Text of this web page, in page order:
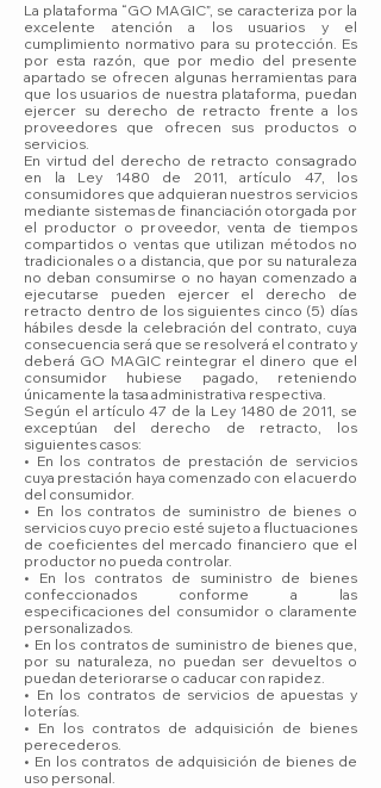
La plataforma “GO MAGIC”, se caracteriza por la
excelente atención a los usuarios y el
cumplimiento normativo para su protección. Es
por esta razón, que por medio del presente
apartado se ofrecen algunas herramientas para
que los usuarios de nuestra plataforma, puedan
ejercer su derecho de retracto frente a los
proveedores que ofrecen sus productos o
servicios.
En virtud del derecho de retracto consagrado
en la Ley 1480 de 2011, artículo 47, los
consumidores que adquieran nuestros servicios
mediante sistemas de financiación otorgada por
el productor o proveedor, venta de tiempos
compartidos o ventas que utilizan métodos no
tradicionales o a distancia, que por su naturaleza
no deban consumirse o no hayan comenzado a
ejecutarse pueden ejercer el derecho de
retracto dentro de los siguientes cinco (5) días
hábiles desde la celebración del contrato, cuya
consecuencia será que se resolverá el contrato y
deberá GO MAGIC reintegrar el dinero que el
consumidor hubiese pagado, reteniendo
únicamente la tasa administrativa respectiva.
Según el artículo 47 de la Ley 1480 de 2011, se
exceptúan del derecho de retracto, los
siguientes casos:
• En los contratos de prestación de servicios
cuya prestación haya comenzado con el acuerdo
del consumidor.
• En los contratos de suministro de bienes o
servicios cuyo precio esté sujeto a fluctuaciones
de coeficientes del mercado financiero que el
productor no pueda controlar.
• En los contratos de suministro de bienes
confeccionados conforme a las
especificaciones del consumidor o claramente
personalizados.
• En los contratos de suministro de bienes que,
por su naturaleza, no puedan ser devueltos o
puedan deteriorarse o caducar con rapidez.
• En los contratos de servicios de apuestas y
loterías.
• En los contratos de adquisición de bienes
perecederos.
• En los contratos de adquisición de bienes de
uso personal.